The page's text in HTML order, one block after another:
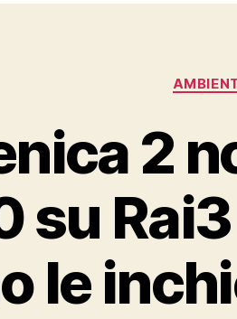
2
su
le